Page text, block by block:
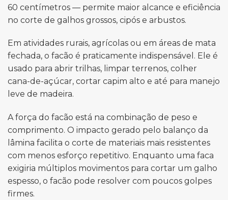
60 centímetros — permite maior alcance e eficiência
no corte de galhos grossos, cipós e arbustos.
Em atividades rurais, agrícolas ou em áreas de mata
fechada, o facão é praticamente indispensável. Ele é
usado para abrir trilhas, limpar terrenos, colher
cana-de-açúcar, cortar capim alto e até para manejo
leve de madeira.
A força do facão está na combinação de peso e
comprimento. O impacto gerado pelo balanço da
lâmina facilita o corte de materiais mais resistentes
com menos esforço repetitivo. Enquanto uma faca
exigiria múltiplos movimentos para cortar um galho
espesso, o facão pode resolver com poucos golpes
firmes.